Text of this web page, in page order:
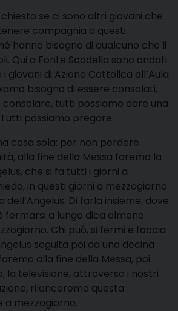
se ci sono altri giovani che
compagnia a questi
hanno bisogno di qualcuno che li
Qui a Fonte Scodella sono andati
giovani di Azione Cattolica all’Aula
bisogno di essere consolati,
tutti possiamo dare una
possiamo pregare.
cosa sola: per non perdere
alla fine della Messa faremo la
che si fa tutti i giorni a
in questi giorni a mezzogiorno
Di farla insieme, dove
fermarsi a lungo dica almeno
Chi può, si fermi e faccia
seguita poi da una decina
alla fine della Messa, poi
la televisione, attraverso i nostri
rilanceremo questa
a mezzogiorno.